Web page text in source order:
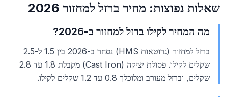
שאלות נפוצות: מחיר ברזל למחזור 2026
מה המחיר לקילו ברזל למחזור ב-2026?
ברזל למחזור (גרוטאות HMS) נסחר ב-2026 בין 1.5 ל-2.5
שקלים לקילו. פסולת יציקה (Cast Iron) מקבלת 1.8 עד 2.8
שקלים, וברזל מעורב ומלוכלך 0.8 עד 1.2 שקלים לקילו.